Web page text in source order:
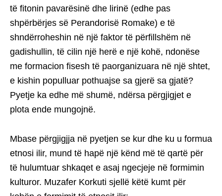
të fitonin pavarësinë dhe lirinë (edhe pas
shpërbërjes së Perandorisë Romake) e të
shndërroheshin në një faktor të përfillshëm në
gadishullin, të cilin një herë e një kohë, ndonëse
me formacion fisesh të paorganizuara në një shtet,
e kishin populluar pothuajse sa gjerë sa gjatë?
Pyetje ka edhe më shumë, ndërsa përgjigjet e
plota ende mungojnë.
Mbase përgjigjja në pyetjen se kur dhe ku u formua
etnosi ilir, mund të hapë një kënd më të qartë për
të hulumtuar shkaqet e asaj ngecjeje në formimin
kulturor. Muzafer Korkuti sjellë këtë kumt për